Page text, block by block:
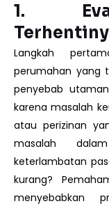
1.
Langkah
perumahan yang
penyebab
karena masalah
atau perizinan
masalah
keterlambatan
kurang?
menyebabkan